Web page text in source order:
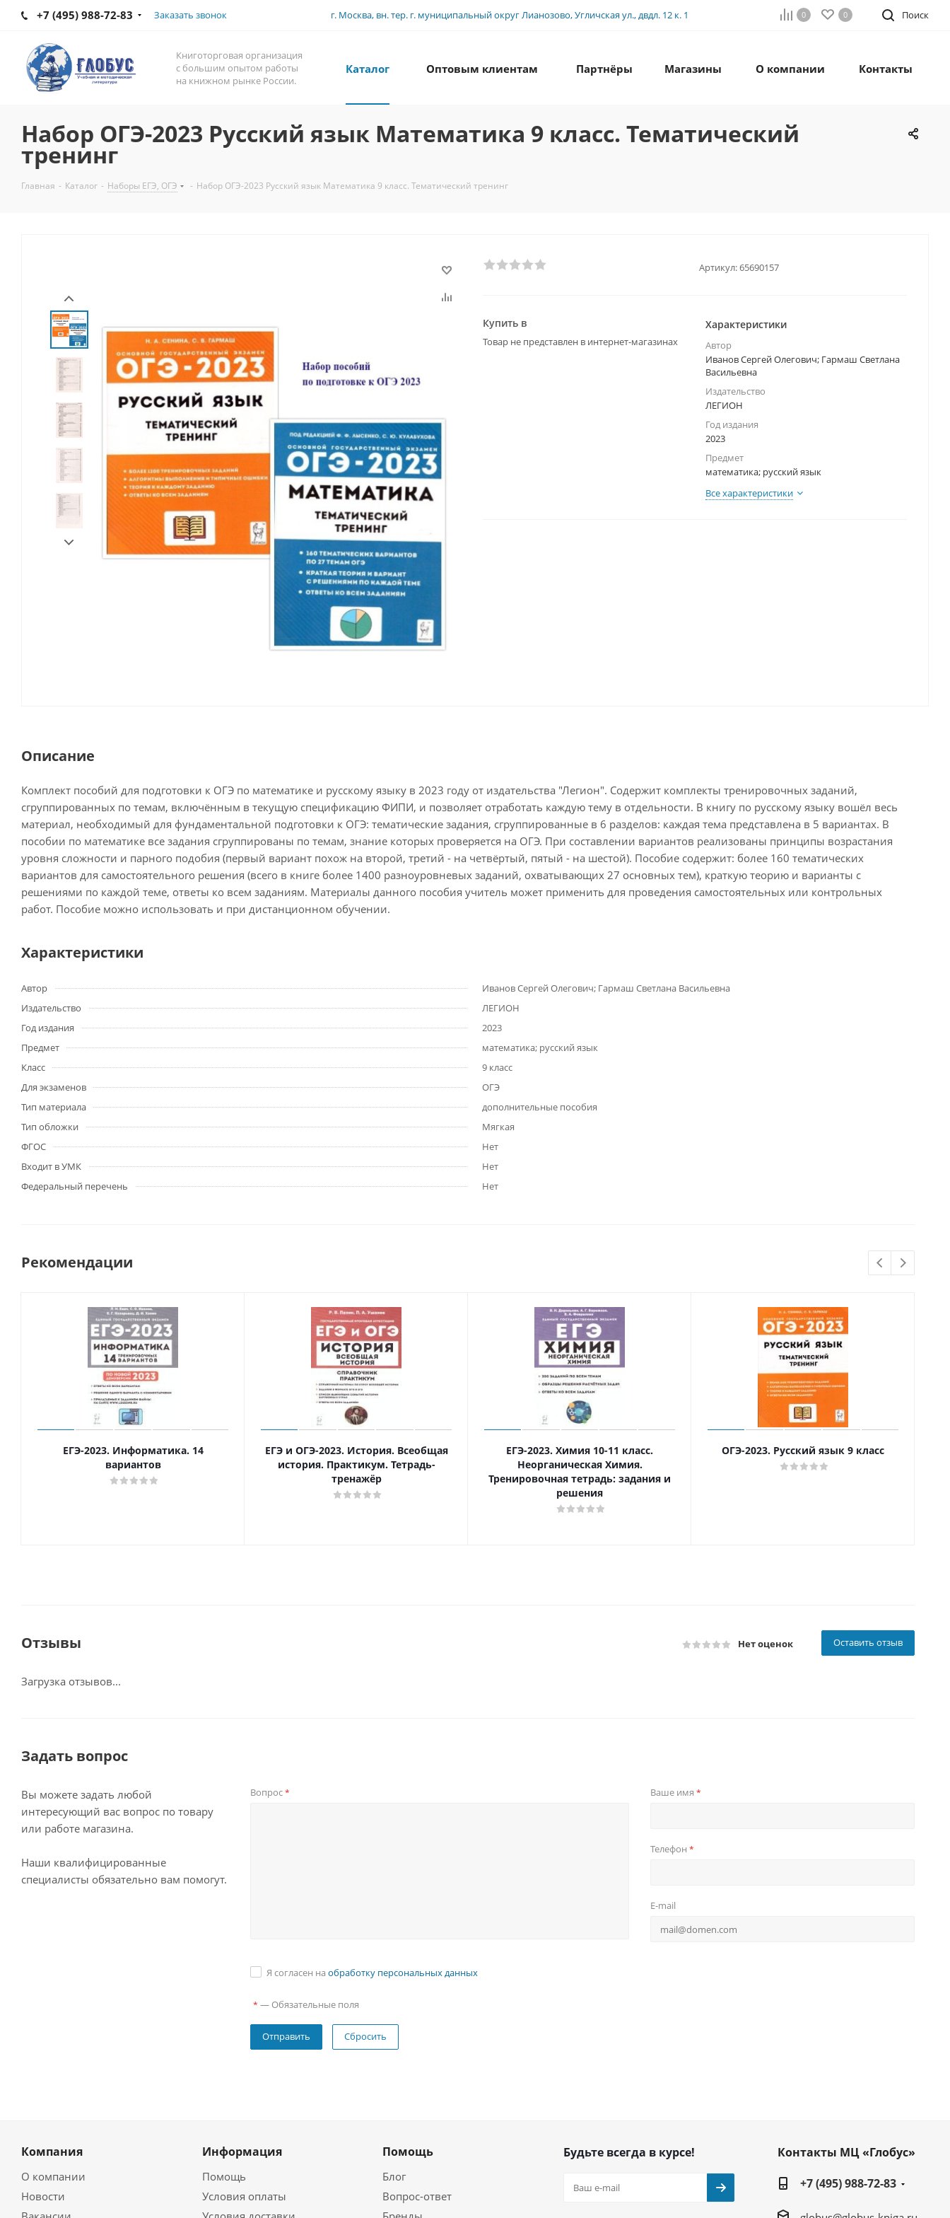
+7 (495) 988-72-83 Заказать звонок г. Москва, вн. тер. г. муниципальный округ Лианозово, Угличская ул., двдл. 12 к. 1 Поиск
0 0
Книготорговая организация
с большим опытом работы
на книжном рынке России.
Каталог Оптовым клиентам Партнёры Магазины О компании Контакты
Набор ОГЭ-2023 Русский язык Математика 9 класс. Тематический
тренинг
Главная - Каталог - Наборы ЕГЭ, ОГЭ - Набор ОГЭ-2023 Русский язык Математика 9 класс. Тематический тренинг
Артикул:65690157
Купить в
Товар не представлен в интернет-магазинах
Характеристики
Автор
Иванов Сергей Олегович; Гармаш Светлана
Васильевна
Издательство
ЛЕГИОН
Год издания
2023
Предмет
математика; русский язык
Все характеристики
Описание
Комплект пособий для подготовки к ОГЭ по математике и русскому языку в 2023 году от издательства "Легион". Содержит комплекты тренировочных заданий,
сгруппированных по темам, включённым в текущую спецификацию ФИПИ, и позволяет отработать каждую тему в отдельности. В книгу по русскому языку вошёл весь
материал, необходимый для фундаментальной подготовки к ОГЭ: тематические задания, сгруппированные в 6 разделов: каждая тема представлена в 5 вариантах. В
пособии по математике все задания сгруппированы по темам, знание которых проверяется на ОГЭ. При составлении вариантов реализованы принципы возрастания
уровня сложности и парного подобия (первый вариант похож на второй, третий - на четвёртый, пятый - на шестой). Пособие содержит: более 160 тематических
вариантов для самостоятельного решения (всего в книге более 1400 разноуровневых заданий, охватывающих 27 основных тем), краткую теорию и варианты с
решениями по каждой теме, ответы ко всем заданиям. Материалы данного пособия учитель может применить для проведения самостоятельных или контрольных
работ. Пособие можно использовать и при дистанционном обучении.
Характеристики
Автор
Иванов Сергей Олегович; Гармаш Светлана Васильевна
Издательство
ЛЕГИОН
Год издания
2023
Предмет
математика; русский язык
Класс
9 класс
Для экзаменов
ОГЭ
Тип материала
дополнительные пособия
Тип обложки
Мягкая
ФГОС
Нет
Входит в УМК
Нет
Федеральный перечень
Нет
Рекомендации
ЕГЭ-2023. Информатика. 14
вариантов
ЕГЭ и ОГЭ-2023. История. Всеобщая
история. Практикум. Тетрадь-
тренажёр
ЕГЭ-2023. Химия 10-11 класс.
Неорганическая Химия.
Тренировочная тетрадь: задания и
решения
ОГЭ-2023. Русский язык 9 класс
Отзывы Нет оценок Оставить отзыв
Загрузка отзывов...
Задать вопрос
Вы можете задать любой
интересующий вас вопрос по товару
или работе магазина.
Наши квалифицированные
специалисты обязательно вам помогут.
Вопрос* Ваше имя *
Телефон *
E-mail
Я согласен на обработку персональных данных
* — Обязательные поля
Сбросить
Компания
О компании
Новости
Информация
Помощь
Условия оплаты
Помощь
Блог
Вопрос-ответ
Будьте всегда в курсе!
Контакты МЦ «Глобус»
+7 (495) 988-72-83